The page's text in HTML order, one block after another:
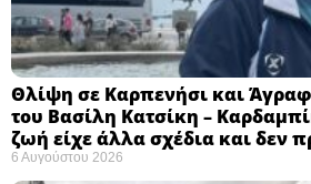
Θλίψη σε Καρπενήσι και
του Βασίλη Κατσίκη –
ζωή είχε άλλα σχέδια και δεν
6 Αυγούστου 2026